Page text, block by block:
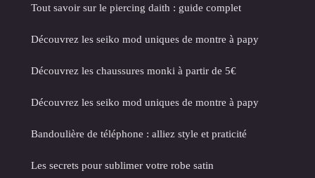
Tout savoir sur le piercing daith : guide complet
Découvrez les seiko mod uniques de montre à papy
Découvrez les chaussures monki à partir de 5€
Découvrez les seiko mod uniques de montre à papy
Bandoulière de téléphone : alliez style et praticité
Les secrets pour sublimer votre robe satin